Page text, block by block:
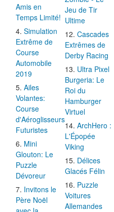
Amis en
Temps Limité!
Simulation
Extrême de
Course
Automobile
2019
Ailes
Volantes:
Course
d'Aéroglisseurs
Futuristes
Mini
Glouton: Le
Puzzle
Dévoreur
Invitons le
Père Noël
Jeu de Tir
Ultime
Cascades
Extrêmes de
Derby Racing
Ultra Pixel
Burgeria: Le
Roi du
Hamburger
Virtuel
ArchHero :
L'Épopée
Viking
Délices
Glacés Félin
Puzzle
Voitures
Allemandes